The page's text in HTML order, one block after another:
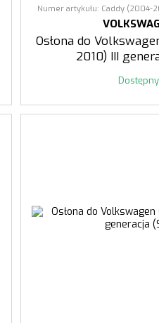
Numer artykułu: Caddy (2004-
Osłona do
2010) III
Dostępny